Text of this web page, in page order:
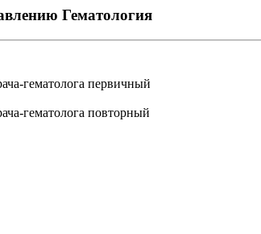
Гематология
гематолога первичный
гематолога повторный